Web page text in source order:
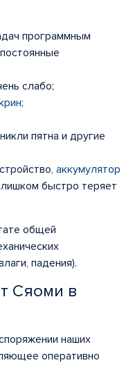
программным
слабо;
;
пятна и другие
аккумулятор
быстро теряет
общей
падения).
Сяоми в
наших
оперативно